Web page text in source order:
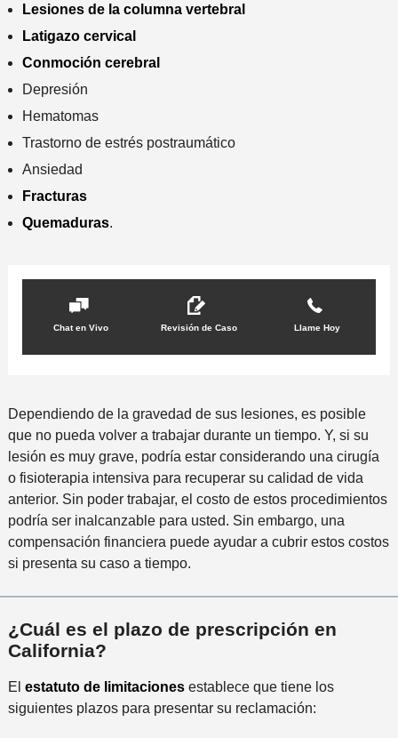
n
t
e
*
Lesiones de la columna vertebral
Latigazo cervical
Conmoción cerebral
Depresión
Hematomas
Trastorno de estrés postraumático
Ansiedad
Fracturas
Quemaduras.
Chat en Vivo Revisión de Caso Llame Hoy
Dependiendo de la gravedad de sus lesiones, es posible
que no pueda volver a trabajar durante un tiempo. Y, si su
lesión es muy grave, podría estar considerando una cirugía
o fisioterapia intensiva para recuperar su calidad de vida
anterior. Sin poder trabajar, el costo de estos procedimientos
podría ser inalcanzable para usted. Sin embargo, una
compensación financiera puede ayudar a cubrir estos costos
si presenta su caso a tiempo.
¿Cuál es el plazo de prescripción en
California?
El estatuto de limitacionesestablece que tiene los
siguientes plazos para presentar su reclamación: